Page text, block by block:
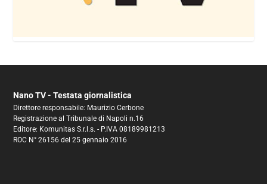
Nano TV - Testata giornalistica
Direttore responsabile: Maurizio Cerbone
Registrazione al Tribunale di Napoli n.16
Editore: Komunitas S.r.l.s. - P.IVA 08189981213
ROC N° 26156 del 25 gennaio 2016